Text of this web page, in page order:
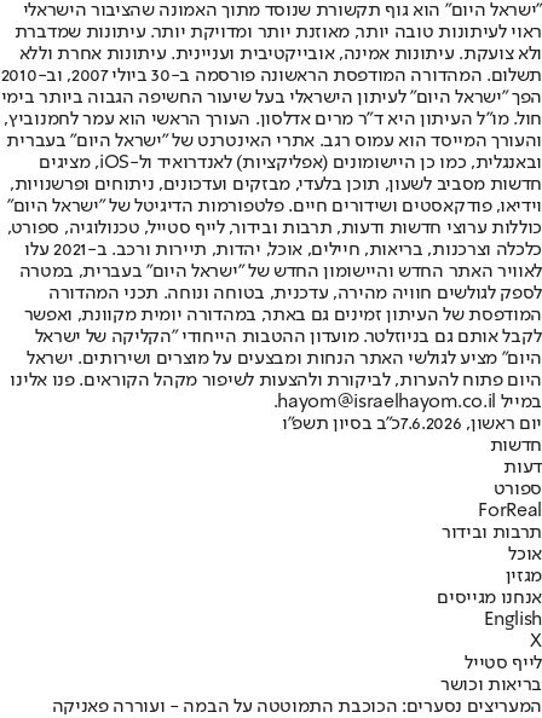
"ישראל היום" הוא גוף תקשורת שנוסד מתוך האמונה שהציבור הישראלי
ראוי לעיתונות טובה יותר, מאוזנת יותר ומדויקת יותר. עיתונות שמדברת
ולא צועקת. עיתונות אמינה, אובייקטיבית ועניינית. עיתונות אחרת וללא
תשלום. המהדורה המודפסת הראשונה פורסמה ב-30 ביולי 2007, וב-2010
הפך "ישראל היום" לעיתון הישראלי בעל שיעור החשיפה הגבוה ביותר בימי
חול. מו"ל העיתון היא ד"ר מרים אדלסון. העורך הראשי הוא עמר לחמנוביץ,
והעורך המייסד הוא עמוס רגב. אתרי האינטרנט של "ישראל היום" בעברית
ובאנגלית, כמו כן היישומונים (אפליקציות) לאנדרואיד ול-iOS, מציגים
חדשות מסביב לשעון, תוכן בלעדי, מבזקים ועדכונים, ניתוחים ופרשנויות,
וידיאו, פודקאסטים ושידורים חיים. פלטפורמות הדיגיטל של "ישראל היום"
כוללות ערוצי חדשות ודעות, תרבות ובידור, לייף סטייל, טכנולוגיה, ספורט,
כלכלה וצרכנות, בריאות, חיילים, אוכל, יהדות, תיירות ורכב. ב-2021 עלו
לאוויר האתר החדש והיישומון החדש של "ישראל היום" בעברית, במטרה
לספק לגולשים חוויה מהירה, עדכנית, בטוחה ונוחה. תכני המהדורה
המודפסת של העיתון זמינים גם באתר, במהדורה יומית מקוונת, ואפשר
לקבל אותם גם בניוזלטר. מועדון ההטבות הייחודי "הקליקה של ישראל
היום" מציע לגולשי האתר הנחות ומבצעים על מוצרים ושירותים. ישראל
היום פתוח להערות, לביקורת ולהצעות לשיפור מקהל הקוראים. פנו אלינו
במייל hayom@israelhayom.co.il.
יום ראשון, 7.6.2026
כ"ב בסיון תשפ"ו
חדשות
דעות
ספורט
ForReal
תרבות ובידור
אוכל
מגזין
אנחנו מגייסים
English
X
לייף סטייל
בריאות וכושר
המעריצים נסערים: הכוכבת התמוטטה על הבמה - ועוררה פאניקה